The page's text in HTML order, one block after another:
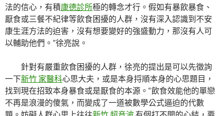
法的信心，有積康德診所極的轉念才行。假如有暴飲暴食、
厭食或三餐不紀律等飲食困擾的人群，沒有深入認識到不安
康生涯方法的迫害，沒有想要變好的強盛動力，那沒有人可
以輔助他們。”徐亮說。
針對有嚴重飲食困擾的人群，徐亮的提出是可以先徵詢
一下新竹 家醫科心思大夫，或是本身捋順本身的心思題目，
找到現在招致本身暴食或是厭食的本源。“飲食效能他的單戀
不再是浪漫的傻氣，而變成了一道被數學公式逼迫的代數